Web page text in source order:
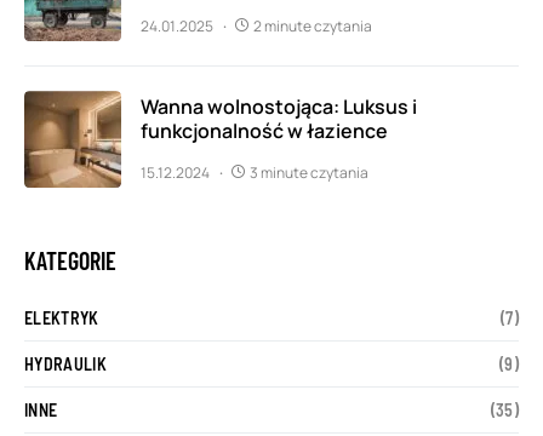
24.01.2025 2 minute czytania
Wanna wolnostojąca: Luksus i
funkcjonalność w łazience
15.12.2024 3 minute czytania
KATEGORIE
ELEKTRYK (7)
HYDRAULIK (9)
INNE (35)